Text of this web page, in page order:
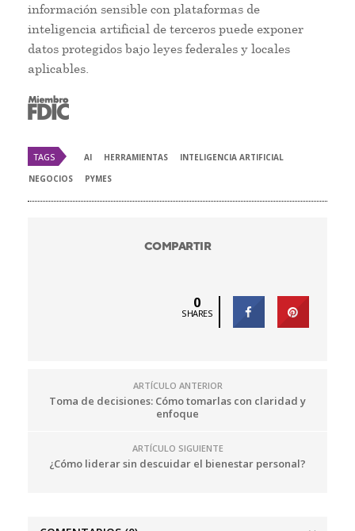
información sensible con plataformas de
inteligencia artificial de terceros puede exponer
datos protegidos bajo leyes federales y locales
aplicables.
TAGS AI HERRAMIENTAS
INTELIGENCIA ARTIFICIAL
NEGOCIOS
PYMES
COMPARTIR
0
SHARES
ARTÍCULO ANTERIOR
Toma de decisiones: Cómo tomarlas con claridad y
enfoque
ARTÍCULO SIGUIENTE
¿Cómo liderar sin descuidar el bienestar personal?